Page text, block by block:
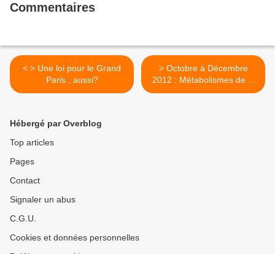
Commentaires
< > Une loi pour le Grand
Paris , aussi?
> Octobre à Décembre
2012 : Métabolismes de la
Métropole : Le Grand Paris
Hébergé par Overblog
Top articles
Pages
Contact
Signaler un abus
C.G.U.
Cookies et données personnelles